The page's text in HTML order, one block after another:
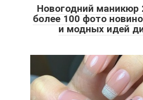
Новогодний маникюр
более 100 фото
и модных идей